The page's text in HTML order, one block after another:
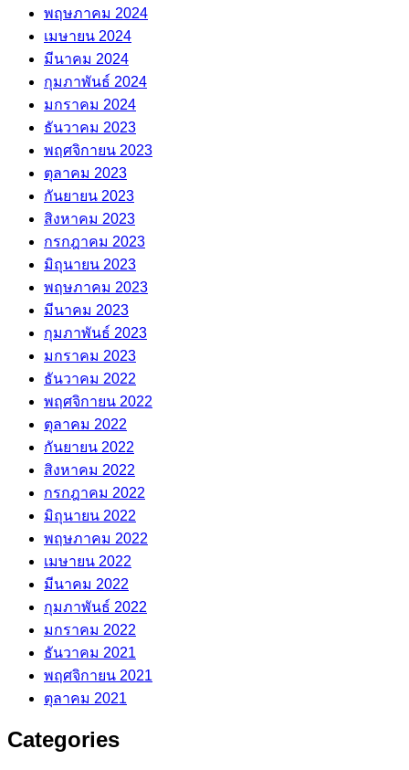
พฤษภาคม 2024
เมษายน 2024
มีนาคม 2024
กุมภาพันธ์ 2024
มกราคม 2024
ธันวาคม 2023
พฤศจิกายน 2023
ตุลาคม 2023
กันยายน 2023
สิงหาคม 2023
กรกฎาคม 2023
มิถุนายน 2023
พฤษภาคม 2023
มีนาคม 2023
กุมภาพันธ์ 2023
มกราคม 2023
ธันวาคม 2022
พฤศจิกายน 2022
ตุลาคม 2022
กันยายน 2022
สิงหาคม 2022
กรกฎาคม 2022
มิถุนายน 2022
พฤษภาคม 2022
เมษายน 2022
มีนาคม 2022
กุมภาพันธ์ 2022
มกราคม 2022
ธันวาคม 2021
พฤศจิกายน 2021
ตุลาคม 2021
Categories